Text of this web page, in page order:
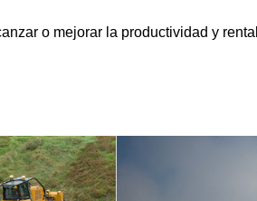
o mejorar la productividad y